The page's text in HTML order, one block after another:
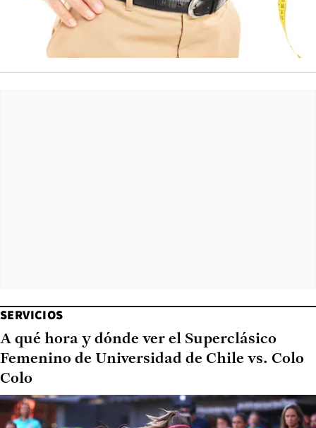
SERVICIOS
A qué hora y dónde ver el Superclásico
Femenino de Universidad de Chile vs. Colo
Colo